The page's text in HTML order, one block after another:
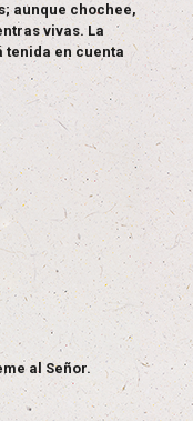
aunque chochee,
vivas. La
tenida en cuenta
al Señor.